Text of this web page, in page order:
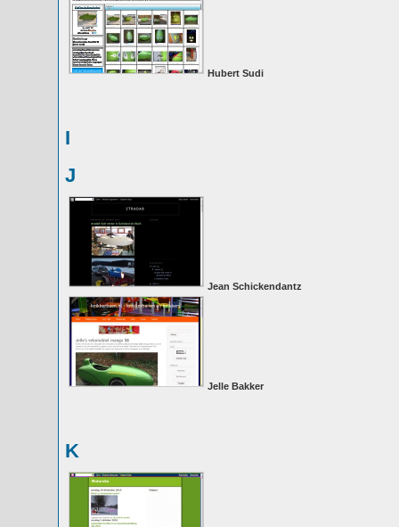
Hubert Sudi
I
J
Jean Schickendantz
Jelle Bakker
K